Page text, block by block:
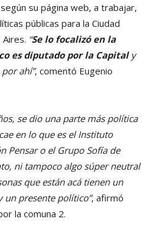
su página web, a trabajar,
públicas para la Ciudad
“Se lo focalizó en la
es diputado por la Capitaly
ahí”, comentó Eugenio
se dio una parte más política
en lo que es el Instituto
Pensar o el Grupo Sofía de
ni tampoco algo súper neutral
que están acá tienen un
un presente político”, afirmó
la comuna 2.